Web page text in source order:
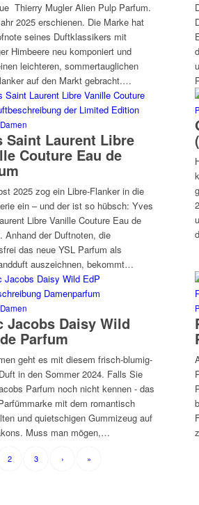
Thierry Mugler Alien Pulp Parfum.
2025 erschienen. Die Marke hat
seines Duftklassikers mit
Himbeere neu komponiert und
leichteren, sommertauglichen
auf den Markt gebracht.…
Saint Laurent Libre
Couture Eau de
2025 zog ein Libre-Flanker in die
ein – und der ist so hübsch: Yves
Libre Vanille Couture Eau de
Anhand der Duftnoten, die
das neue YSL Parfum als
auszeichnen, bekommt…
Jacobs Daisy Wild
Parfum
geht es mit diesem frisch-blumig-
in den Sommer 2024. Falls Sie
Parfum noch nicht kennen - das
mit dem romantisch
und quietschigen Gummizeug auf
Muss man mögen,…
2 3 › »